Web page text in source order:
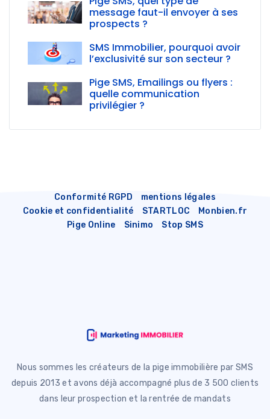
message faut-il envoyer à ses
prospects ?
SMS Immobilier, pourquoi avoir
l’exclusivité sur son secteur ?
Pige SMS, Emailings ou flyers :
quelle communication
privilégier ?
Conformité RGPD
mentions légales
Cookie et confidentialité
STARTLOC
Monbien.fr
Pige Online
Sinimo Stop SMS
Nous sommes les créateurs de la pige immobilière par SMS
depuis 2013 et avons déjà accompagné plus de 3 500 clients
dans leur prospection et la rentrée de mandats